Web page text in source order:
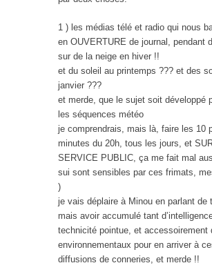
1 ) les médias télé et radio qui nous
en OUVERTURE de journal, pendant
sur de la neige en hiver !!
et du soleil au printemps ??? et des
janvier ???
et merde, que le sujet soit développé
les séquences météo
je comprendrais, mais là, faire les 10
minutes du 20h, tous les jours, et
SERVICE PUBLIC, ça me fait mal
sui sont sensibles par ces frimats,
)
je vais déplaire à Minou en parlant de
mais avoir accumulé tant
technicité pointue, et accessoirement
environnementaux pour en arriver à
diffusions de conneries, et merde !!